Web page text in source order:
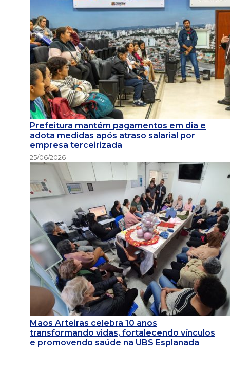
Prefeitura mantém pagamentos em dia e
adota medidas após atraso salarial por
empresa terceirizada
25/06/2026
Mãos Arteiras celebra 10 anos
transformando vidas, fortalecendo vínculos
e promovendo saúde na UBS Esplanada